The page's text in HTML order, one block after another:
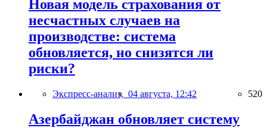
Новая модель страхования от
несчастных случаев на
производстве: система
обновляется, но снизятся ли
риски?
Экспресс-анализ, 04 августа, 12:42 520
Азербайджан обновляет систему